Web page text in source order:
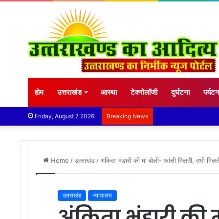
होम उत्तराखंड आस्था टेक्नोलॉजी दुर्घटना पर्यटन
Friday, August 7 2026 Breaking News
Home /उतराखंड /अंकिता भंडारी की मां बोली- फांसी मिलती, तभी
उतराखंड न्यायालय